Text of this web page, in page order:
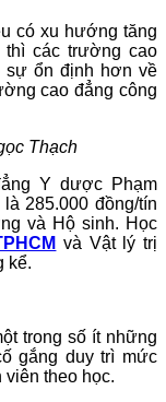
có xu hướng tăng
các trường cao
sự ổn định hơn về
cao đẳng công
Thạch
Y dược Phạm
285.000 đồng/tín
và Hộ sinh. Học
và Vật lý trị
kể.
trong số ít những
gắng duy trì mức
viên theo học.